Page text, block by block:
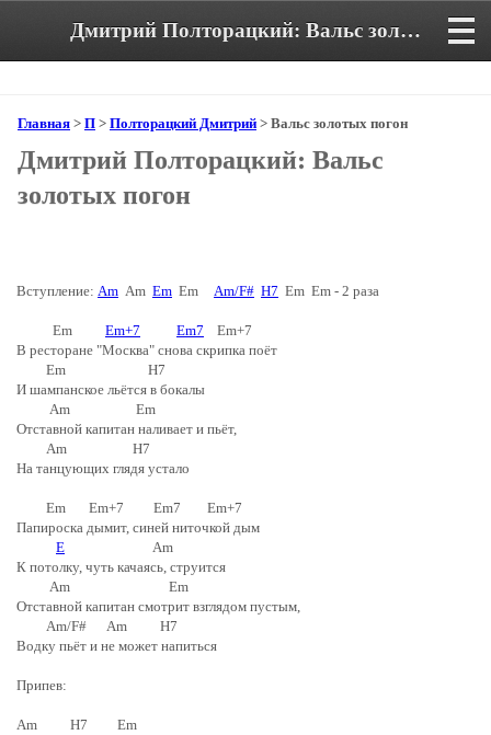
Дмитрий Полторацкий: Вальс золотых погон. Аккорды и текст песни
Главная > П > Полторацкий Дмитрий > Вальс золотых погон
Дмитрий Полторацкий: Вальс
золотых погон
Вступление: Am Am Em Em Am/F# H7 Em Em - 2 раза
Em Em+7 Em7 Em+7
В ресторане "Москва" снова скрипка поёт
Em H7
И шампанское льётся в бокалы
Am Em
Отставной капитан наливает и пьёт,
Am H7
На танцующих глядя устало
Em Em+7 Em7 Em+7
Папироска дымит, синей ниточкой дым
E Am
К потолку, чуть качаясь, струится
Am Em
Отставной капитан смотрит взглядом пустым,
Am/F# Am H7
Водку пьёт и не может напиться
Припев:
Am H7 Em